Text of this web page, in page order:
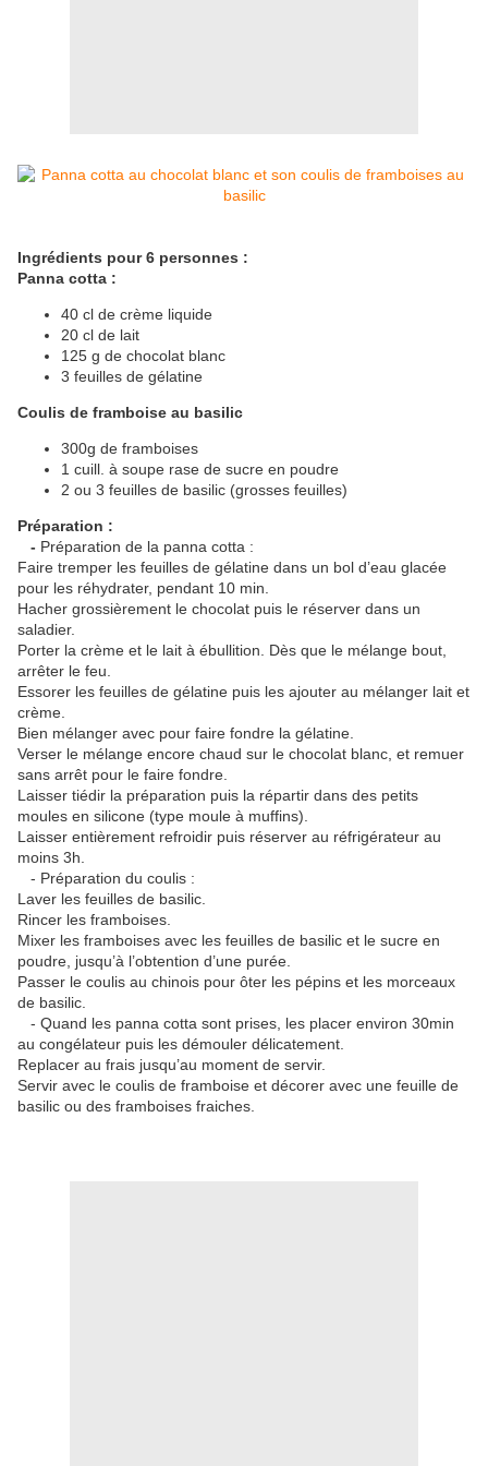
Ingrédients pour 6 personnes :
Panna cotta :
40 cl de crème liquide
20 cl de lait
125 g de chocolat blanc
3 feuilles de gélatine
Coulis de framboise au basilic
300g de framboises
1 cuill. à soupe rase de sucre en poudre
2 ou 3 feuilles de basilic (grosses feuilles)
Préparation :
- Préparation de la panna cotta :
Faire tremper les feuilles de gélatine dans un bol d’eau glacée
pour les réhydrater, pendant 10 min.
Hacher grossièrement le chocolat puis le réserver dans un
saladier.
Porter la crème et le lait à ébullition. Dès que le mélange bout,
arrêter le feu.
Essorer les feuilles de gélatine puis les ajouter au mélanger lait et
crème.
Bien mélanger avec pour faire fondre la gélatine.
Verser le mélange encore chaud sur le chocolat blanc, et remuer
sans arrêt pour le faire fondre.
Laisser tiédir la préparation puis la répartir dans des petits
moules en silicone (type moule à muffins).
Laisser entièrement refroidir puis réserver au réfrigérateur au
moins 3h.
- Préparation du coulis :
Laver les feuilles de basilic.
Rincer les framboises.
Mixer les framboises avec les feuilles de basilic et le sucre en
poudre, jusqu’à l’obtention d’une purée.
Passer le coulis au chinois pour ôter les pépins et les morceaux
de basilic.
- Quand les panna cotta sont prises, les placer environ 30min
au congélateur puis les démouler délicatement.
Replacer au frais jusqu’au moment de servir.
Servir avec le coulis de framboise et décorer avec une feuille de
basilic ou des framboises fraiches.